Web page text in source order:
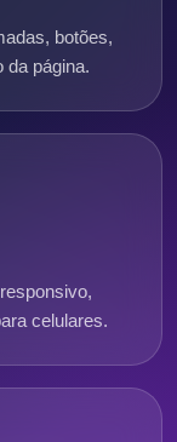
botões,
da página.
celulares.